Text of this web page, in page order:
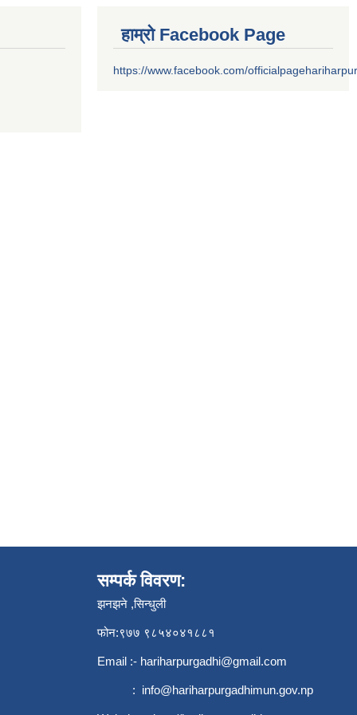
हाम्रो Facebook Page
https://www.facebook.com/
सम्पर्क विवरण:
झनझने ,सिन्धुली
फोन:९७७ ९८५४०४१८८१
Email :- hariharpurgadhi@gmail.com
: info@hariharpurgadhimun.gov.np